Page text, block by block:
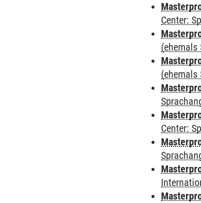
Center:
(ehemals
(ehemals
Center: